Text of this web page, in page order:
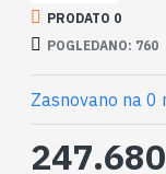
PRODATO 0
POGLEDANO: 760
Zasnovano na 0